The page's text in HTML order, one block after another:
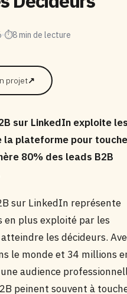
⏱8 min de lecture
projet↗
sur LinkedIn exploite
la plateforme pour
80% des leads B2B
sur LinkedIn représente
en plus exploité par les
les décideurs.
le monde et 34 millions
audience
peinent souvent à